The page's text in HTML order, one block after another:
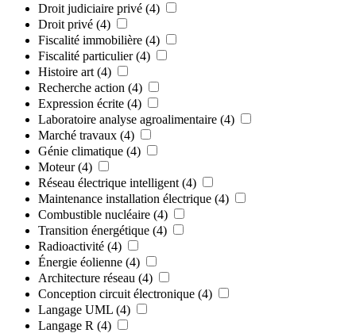
Droit judiciaire privé (4)
Droit privé (4)
Fiscalité immobilière (4)
Fiscalité particulier (4)
Histoire art (4)
Recherche action (4)
Expression écrite (4)
Laboratoire analyse agroalimentaire (4)
Marché travaux (4)
Génie climatique (4)
Moteur (4)
Réseau électrique intelligent (4)
Maintenance installation électrique (4)
Combustible nucléaire (4)
Transition énergétique (4)
Radioactivité (4)
Énergie éolienne (4)
Architecture réseau (4)
Conception circuit électronique (4)
Langage UML (4)
Langage R (4)